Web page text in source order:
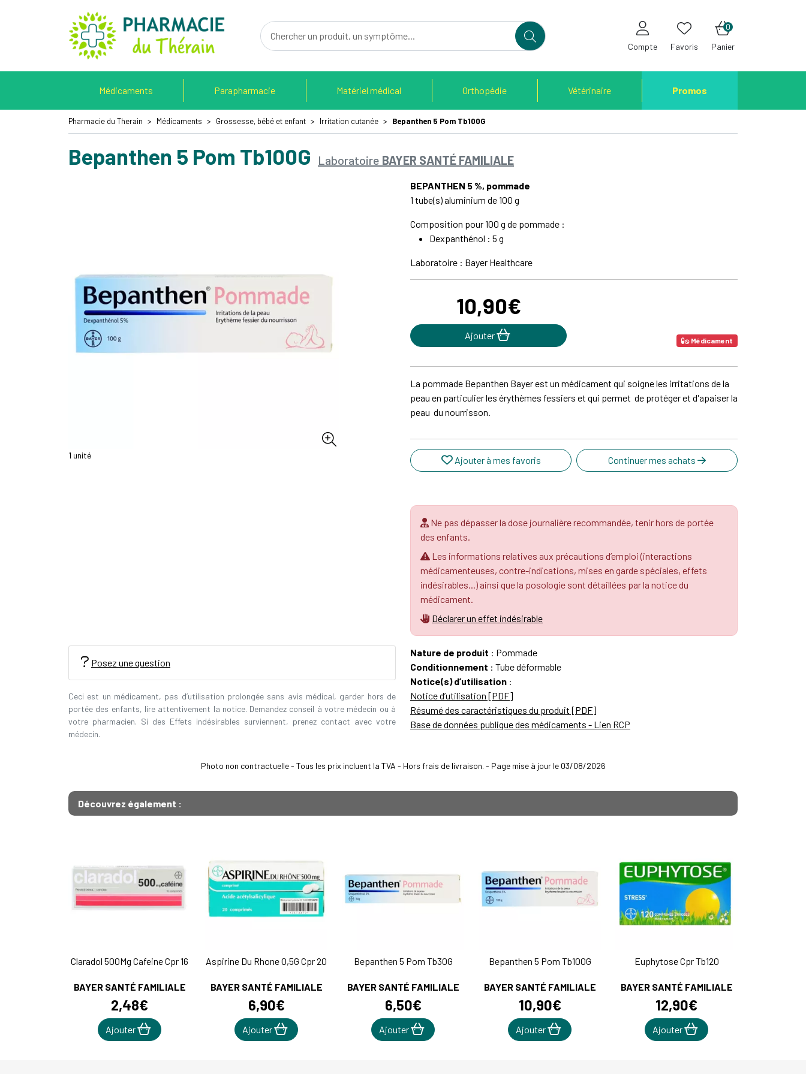
Pharmacie du Therain Votre pharmacie en ligne à votre service
Compte Favoris Panier
0
Médicaments Parapharmacie Matériel médical Orthopédie Vétérinaire Promos
Pharmacie du Therain Médicaments Grossesse, bébé et enfant Irritation cutanée Bepanthen 5 Pom Tb100G
Bepanthen 5 Pom Tb100G Laboratoire BAYER SANTÉ FAMILIALE
1 unité
BEPANTHEN 5 %, pommade
1 tube(s) aluminium de 100 g
Composition pour 100 g de pommade :
Dexpanthénol : 5 g
Laboratoire : Bayer Healthcare
10,90€
Ajouter Médicament
La pommade Bepanthen Bayer est un médicament qui soigne les irritations de la
peau en particulier les érythèmes fessiers et qui permet de protéger et d'apaiser la
peau du nourrisson.
Ajouter à mes favoris Continuer mes achats
Ne pas dépasser la dose journalière recommandée, tenir hors de portée
des enfants.
Les informations relatives aux précautions d’emploi (interactions
médicamenteuses, contre-indications, mises en garde spéciales, effets
indésirables...) ainsi que la posologie sont détaillées par la notice du
médicament.
Déclarer un effet indésirable
Posez une question
Ceci est un médicament, pas d’utilisation prolongée sans avis médical, garder hors de
portée des enfants, lire attentivement la notice. Demandez conseil à votre médecin ou à
votre pharmacien. Si des Effets indésirables surviennent, prenez contact avec votre
médecin.
Nature de produit : Pommade
Conditionnement : Tube déformable
Notice(s) d’utilisation :
Notice d’utilisation [PDF]
Résumé des caractéristiques du produit [PDF]
Base de données publique des médicaments - Lien RCP
Photo non contractuelle - Tous les prix incluent la TVA - Hors frais de livraison. - Page mise à jour le 03/08/2026
Découvrez également :
Claradol 500Mg Cafeine Cpr 16
BAYER SANTÉ FAMILIALE
2,48€
Ajouter
Aspirine Du Rhone 0,5G Cpr 20
BAYER SANTÉ FAMILIALE
6,90€
Ajouter
Bepanthen 5 Pom Tb30G
BAYER SANTÉ FAMILIALE
6,50€
Ajouter
Bepanthen 5 Pom Tb100G
BAYER SANTÉ FAMILIALE
10,90€
Ajouter
Euphytose Cpr Tb120
BAYER SANTÉ FAMILIALE
12,90€
Ajouter